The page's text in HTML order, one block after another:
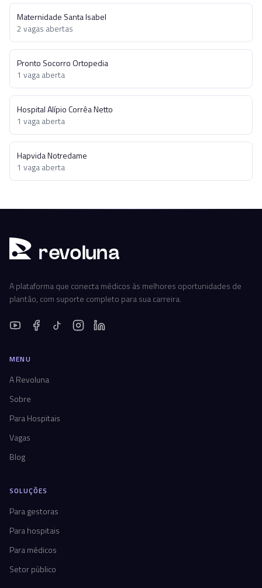
Maternidade Santa Isabel
2vagas abertas
Pronto Socorro Ortopedia
1 vaga aberta
Hospital Alípio Corrêa Netto
1 vaga aberta
Hapvida Notredame
1 vaga aberta
revoluna
A plataforma que conecta médicos às melhores oportunidades de
plantão, com suporte completo para sua carreira.
MENU
A Revoluna
Sobre
Para Hospitais
Vagas
Blog
SOLUÇÕES
Para gestoras
Para hospitais
Para médicos
Setor público